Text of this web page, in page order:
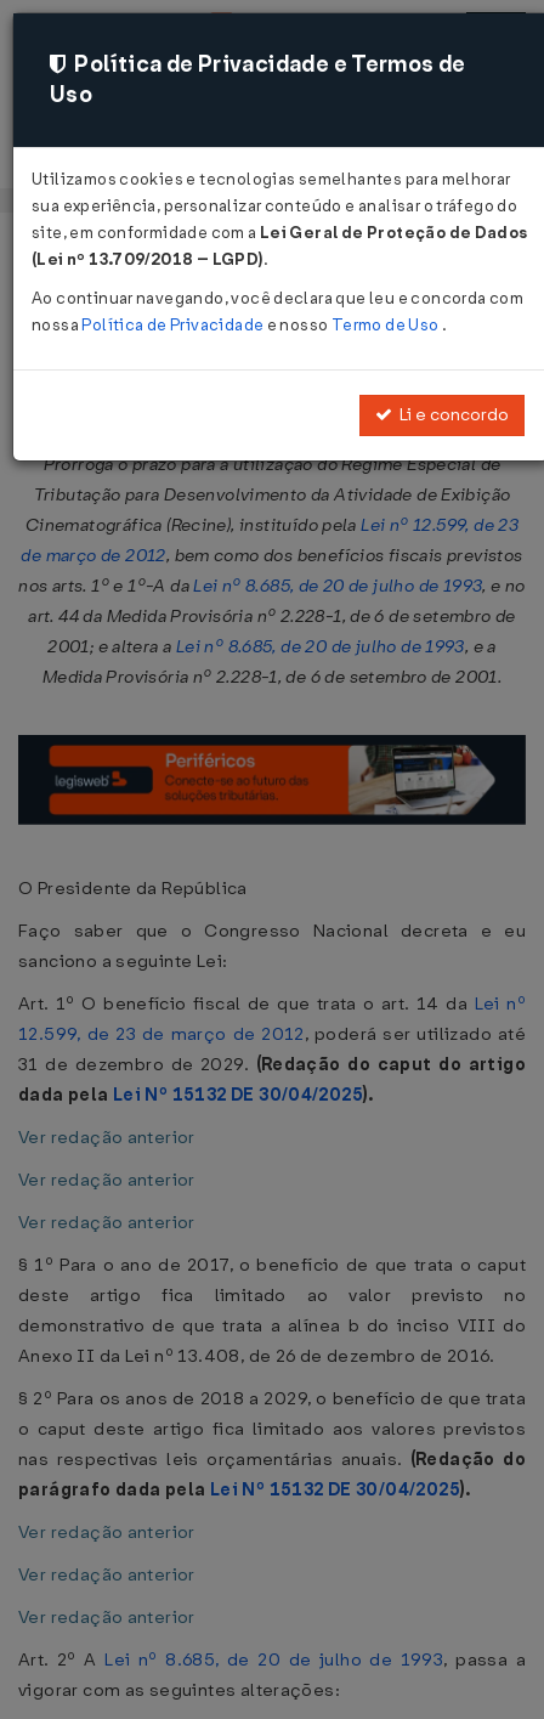
Acessar
Página Inicial Legislações
Lei Nº 13594 DE 05/01/2018
Publicado no DOU em 8 jan 2018
Prorroga o prazo para a utilização do Regime Especial de
Tributação para Desenvolvimento da Atividade de Exibição
Cinematográfica (Recine), instituído pelaLei nº 12.599, de 23
de março de 2012, bem como dos benefícios fiscais previstos
nos arts. 1º e 1º-A daLei nº 8.685, de 20 de julho de 1993, e no
art. 44 da Medida Provisória nº 2.228-1, de 6 de setembro de
2001; e altera a Lei nº 8.685, de 20 de julho de 1993, e a
Medida Provisória nº 2.228-1, de 6 de setembro de 2001.
O Presidente da República
Faço saber que o Congresso Nacional decreta e eu
sanciono a seguinte Lei:
Art. 1º O benefício fiscal de que trata o art. 14 da Lei nº
12.599, de 23 de março de 2012, poderá ser utilizado até
31 de dezembro de 2029. (Redação do caput do artigo
dada pela Lei Nº 15132 DE 30/04/2025).
Ver redação anterior
Ver redação anterior
Ver redação anterior
§ 1º Para o ano de 2017, o benefício de que trata o caput
deste artigo fica limitado ao valor previsto no
demonstrativo de que trata a alínea b do inciso VIII do
Anexo II da Lei nº 13.408, de 26 de dezembro de 2016.
§ 2º Para os anos de 2018 a 2029, o benefício de que trata
o caput deste artigo fica limitado aos valores previstos
nas respectivas leis orçamentárias anuais. (Redação do
parágrafo dada pela Lei Nº 15132 DE 30/04/2025).
Ver redação anterior
Ver redação anterior
Ver redação anterior
Art. 2º A Lei nº 8.685, de 20 de julho de 1993, passa a
vigorar com as seguintes alterações:
Política de Privacidade e Termos de
Uso
Utilizamos cookies e tecnologias semelhantes para melhorar
sua experiência, personalizar conteúdo e analisar o tráfego do
site, em conformidade com a Lei Geral de Proteção de Dados
(Lei nº 13.709/2018 – LGPD).
Ao continuar navegando, você declara que leu e concorda com
nossaPolítica de Privacidade e nosso Termo de Uso .
Li e concordo